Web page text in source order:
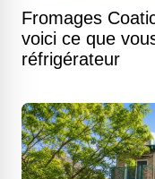
Fromages
voici ce que
réfrigérateur